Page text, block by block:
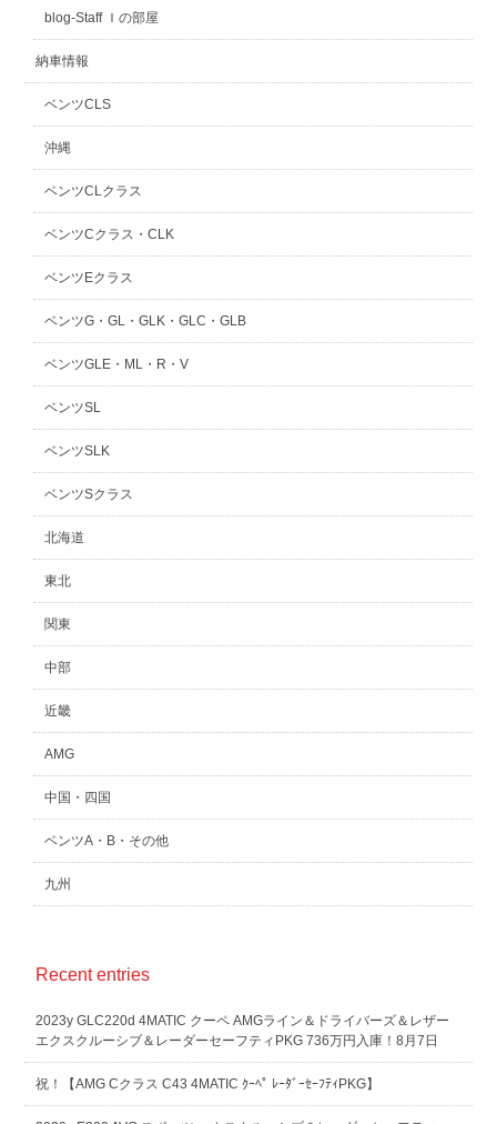
blog-Staff Ｉの部屋
納車情報
ベンツCLS
沖縄
ベンツCLクラス
ベンツCクラス・CLK
ベンツEクラス
ベンツG・GL・GLK・GLC・GLB
ベンツGLE・ML・R・V
ベンツSL
ベンツSLK
ベンツSクラス
北海道
東北
関東
中部
近畿
AMG
中国・四国
ベンツA・B・その他
九州
Recent entries
2023y GLC220d 4MATIC クーペ AMGライン＆ドライバーズ＆レザー
エクスクルーシブ＆レーダーセーフティPKG 736万円入庫！8月7日
祝！【AMG Cクラス C43 4MATIC ｸｰﾍﾟ ﾚｰﾀﾞｰｾｰﾌﾃｨPKG】